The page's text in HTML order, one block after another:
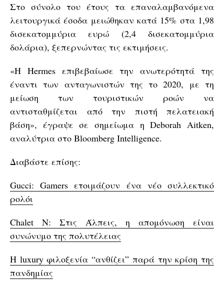
Στο σύνολο του έτους τα επαναλαμβανόμενα
λειτουργικά έσοδα μειώθηκαν κατά 15% στα 1,98
δισεκατομμύρια ευρώ (2,4 δισεκατομμύρια
δολάρια), ξεπερνώντας τις εκτιμήσεις.
«Η Ηermes επιβεβαίωσε την ανωτερότητά της
έναντι των ανταγωνιστών της το 2020, με τη
μείωση των τουριστικών ροών να
αντισταθμίζεται από την πιστή πελατειακή
βάση», έγραψε σε σημείωμα η Deborah Aitken,
αναλύτρια στο Bloomberg Intelligence.
Διαβάστε επίσης:
Gucci: Gamers ετοιμάζουν ένα νέο συλλεκτικό
ρολόι
Chalet N: Στις Άλπεις, η απομόνωση είναι
συνώνυμο της πολυτέλειας
Η luxury φιλοξενία “ανθίζει” παρά την κρίση της
πανδημίας